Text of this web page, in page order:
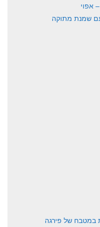
אפוי
שמנת מתוקה
במטבח של פירגה